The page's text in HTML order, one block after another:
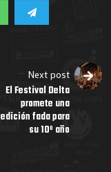
Next post
El Festival Delta
promete una
edición fada para
su 10º año